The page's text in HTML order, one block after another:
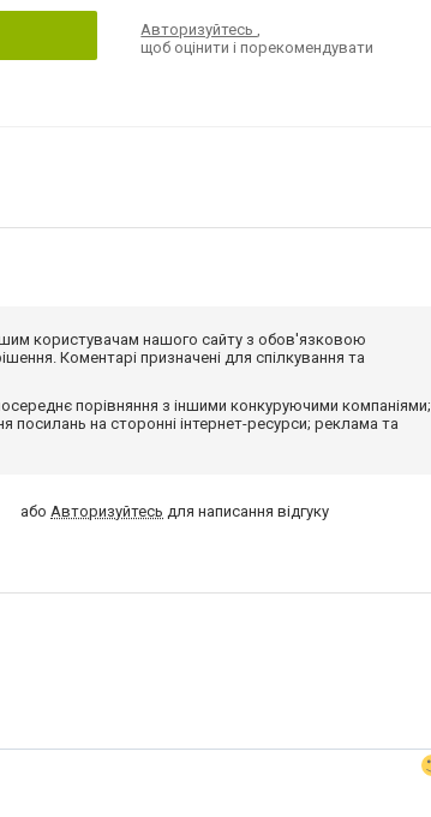
Авторизуйтесь,
щоб оцінити і порекомендувати
користувачам нашого сайту з обов'язковою
Коментарі призначені для спілкування та
порівняння з іншими конкуруючими компаніями;
посилань на сторонні інтернет-ресурси; реклама та
абоАвторизуйтесь для написання відгуку